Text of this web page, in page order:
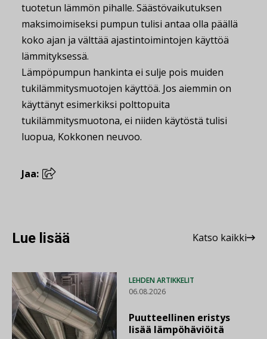
tuotetun lämmön pihalle. Säästövaikutuksen
maksimoimiseksi pumpun tulisi antaa olla päällä
koko ajan ja välttää ajastintoimintojen käyttöä
lämmityksessä.
Lämpöpumpun hankinta ei sulje pois muiden
tukilämmitysmuotojen käyttöä. Jos aiemmin on
käyttänyt esimerkiksi polttopuita
tukilämmitysmuotona, ei niiden käytöstä tulisi
luopua, Kokkonen neuvoo.
Jaa:
Lue lisää Katso kaikki
LEHDEN ARTIKKELIT
06.08.2026
Puutteellinen eristys
lisää lämpöhäviöitä